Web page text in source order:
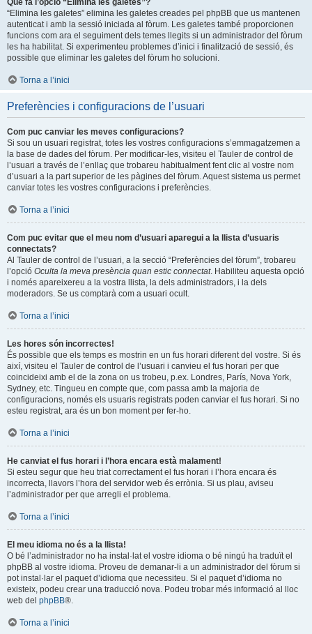
Què fa l’opció “Elimina les galetes”?
“Elimina les galetes” elimina les galetes creades pel phpBB que us mantenen
autenticat i amb la sessió iniciada al fòrum. Les galetes també proporcionen
funcions com ara el seguiment dels temes llegits si un administrador del fòrum
les ha habilitat. Si experimenteu problemes d’inici i finalització de sessió, és
possible que eliminar les galetes del fòrum ho solucioni.
Torna a l’inici
Preferències i configuracions de l’usuari
Com puc canviar les meves configuracions?
Si sou un usuari registrat, totes les vostres configuracions s’emmagatzemen a
la base de dades del fòrum. Per modificar-les, visiteu el Tauler de control de
l’usuari a través de l’enllaç que trobareu habitualment fent clic al vostre nom
d’usuari a la part superior de les pàgines del fòrum. Aquest sistema us permet
canviar totes les vostres configuracions i preferències.
Torna a l’inici
Com puc evitar que el meu nom d’usuari aparegui a la llista d’usuaris
connectats?
Al Tauler de control de l’usuari, a la secció “Preferències del fòrum”, trobareu
l’opció Oculta la meva presència quan estic connectat. Habiliteu aquesta opció
i només apareixereu a la vostra llista, la dels administradors, i la dels
moderadors. Se us comptarà com a usuari ocult.
Torna a l’inici
Les hores són incorrectes!
És possible que els temps es mostrin en un fus horari diferent del vostre. Si és
així, visiteu el Tauler de control de l’usuari i canvieu el fus horari per que
coincideixi amb el de la zona on us trobeu, p.ex. Londres, París, Nova York,
Sydney, etc. Tingueu en compte que, com passa amb la majoria de
configuracions, només els usuaris registrats poden canviar el fus horari. Si no
esteu registrat, ara és un bon moment per fer-ho.
Torna a l’inici
He canviat el fus horari i l’hora encara està malament!
Si esteu segur que heu triat correctament el fus horari i l’hora encara és
incorrecta, llavors l’hora del servidor web és errònia. Si us plau, aviseu
l’administrador per que arregli el problema.
Torna a l’inici
El meu idioma no és a la llista!
O bé l’administrador no ha instal·lat el vostre idioma o bé ningú ha traduït el
phpBB al vostre idioma. Proveu de demanar-li a un administrador del fòrum si
pot instal·lar el paquet d’idioma que necessiteu. Si el paquet d’idioma no
existeix, podeu crear una traducció nova. Podeu trobar més informació al lloc
web del phpBB®.
Torna a l’inici